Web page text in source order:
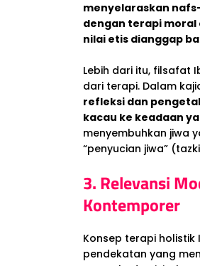
menyelaraskan
dengan terapi
nilai etis dianggap
Lebih dari itu, filsafat
dari terapi. Dalam
refleksi dan
kacau ke keadaan
menyembuhkan jiwa
“penyucian jiwa”
3. Relevansi
Kontemporer
Konsep terapi
pendekatan yang